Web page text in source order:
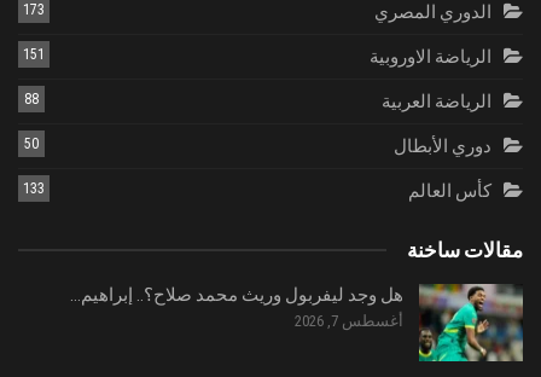
الدوري المصري 173
الرياضة الاوروبية 151
الرياضة العربية 88
دوري الأبطال 50
كأس العالم 133
مقالات ساخنة
هل وجد ليفربول وريث محمد صلاح؟.. إبراهيم…
أغسطس 7, 2026